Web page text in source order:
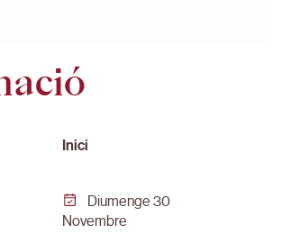
Inici
Diumenge 30
Novembre